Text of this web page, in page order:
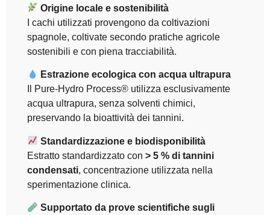
Origine locale e sostenibilità
I cachi utilizzati provengono da coltivazioni
spagnole, coltivate secondo pratiche agricole
sostenibili e con piena tracciabilità.
Estrazione ecologica con acqua ultrapura
Il Pure-Hydro Process® utilizza esclusivamente
acqua ultrapura, senza solventi chimici,
preservando la bioattività dei tannini.
Standardizzazione e biodisponibilità
Estratto standardizzato con > 5 % di tannini
condensati, concentrazione utilizzata nella
sperimentazione clinica.
Supportato da prove scientifiche sugli